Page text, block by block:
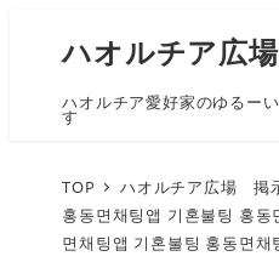
ハオルチア広場
ハオルチア愛好家のゆるー
す
TOP ハオルチア広場 掲
홍동면채팅앱 기혼불팅 홍동
면채팅앱 기혼불팅 홍동면채